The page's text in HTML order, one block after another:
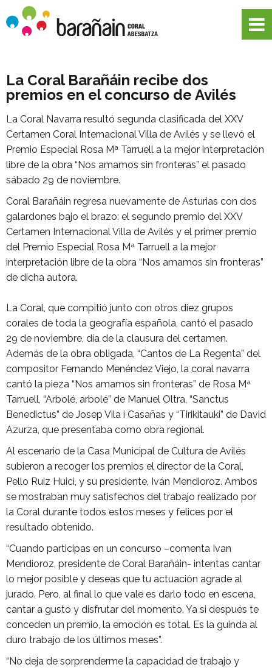
La Coral Barañáin recibe dos
premios en el concurso de Avilés
La Coral Navarra resultó segunda clasificada del XXV
Certamen Coral Internacional Villa de Avilés y se llevó el
Premio Especial Rosa Mª Tarruell a la mejor interpretación
libre de la obra “Nos amamos sin fronteras” el pasado
sábado 29 de noviembre.
Coral Barañáin regresa nuevamente de Asturias con dos
galardones bajo el brazo: el segundo premio del XXV
Certamen Internacional Villa de Avilés y el primer premio
del Premio Especial Rosa Mª Tarruell a la mejor
interpretación libre de la obra “Nos amamos sin fronteras”
de dicha autora.
La Coral, que compitió junto con otros diez grupos
corales de toda la geografía española, cantó el pasado
29 de noviembre, día de la clausura del certamen.
Además de la obra obligada, “Cantos de La Regenta” del
compositor Fernando Menéndez Viejo, la coral navarra
cantó la pieza “Nos amamos sin fronteras” de Rosa Mª
Tarruell, “Arbolé, arbolé” de Manuel Oltra, “Sanctus
Benedictus” de Josep Vila i Casañas y “Tirikitauki” de David
Azurza, que presentaba como obra regional.
Al escenario de la Casa Municipal de Cultura de Avilés
subieron a recoger los premios el director de la Coral,
Pello Ruiz Huici, y su presidente, Iván Mendioroz. Ambos
se mostraban muy satisfechos del trabajo realizado por
la Coral durante todos estos meses y felices por el
resultado obtenido.
“Cuando participas en un concurso –comenta Ivan
Mendioroz, presidente de Coral Barañáin- intentas cantar
lo mejor posible y deseas que tu actuación agrade al
jurado. Pero, al final lo que vale es darlo todo en escena,
cantar a gusto y disfrutar del momento. Ya si después te
conceden un premio, la emoción es total. Es la guinda al
duro trabajo de los últimos meses”.
“No deja de sorprenderme la capacidad de trabajo y